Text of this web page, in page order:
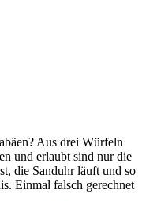
Aus drei Würfeln
und erlaubt sind nur die
die Sanduhr läuft und so
Einmal falsch gerechnet